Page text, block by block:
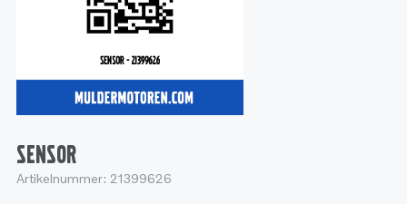
Onderdelen
Motoren
Onderdelen
Service
Motoren
Service en onderhoud
SENSOR
Artikelnummer: 21399626